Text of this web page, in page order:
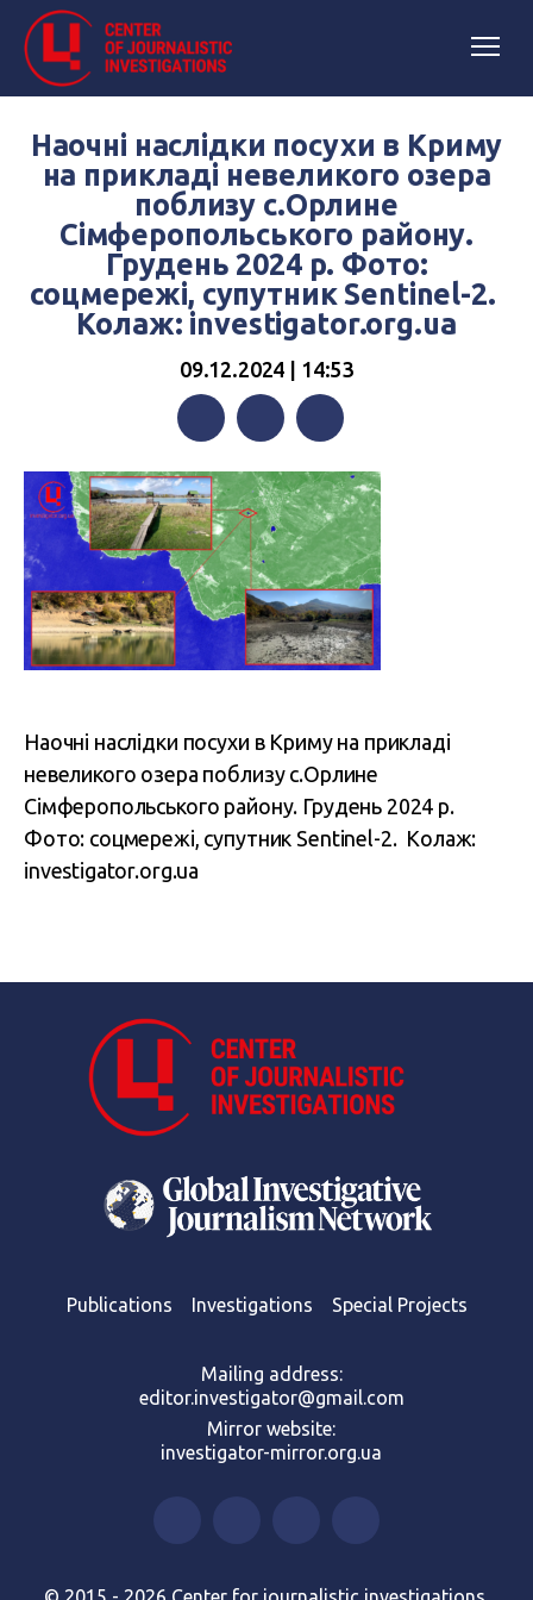
Наочні наслідки посухи в Криму
на прикладі невеликого озера
поблизу с.Орлине
Сімферопольського району.
Грудень 2024 р. Фото:
соцмережі, супутник Sentinel-2.
Колаж: investigator.org.ua
09.12.2024 | 14:53
Наочні наслідки посухи в Криму на прикладі
невеликого озера поблизу с.Орлине
Сімферопольського району. Грудень 2024 р.
Фото: соцмережі, супутник Sentinel-2. Колаж:
investigator.org.ua
Publications Investigations Special Projects
Mailing address:
editor.investigator@gmail.com
Mirror website:
investigator-mirror.org.ua